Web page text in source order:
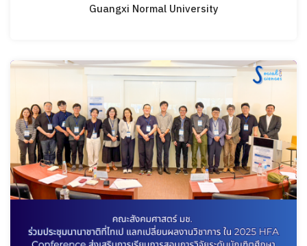
Guangxi Normal University